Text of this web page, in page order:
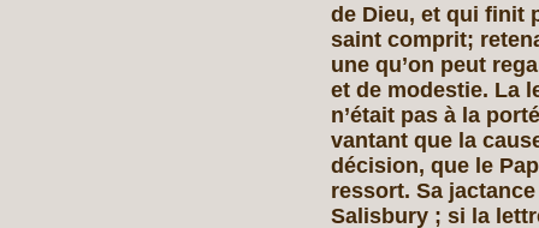
de Dieu, et qui finit
saint comprit;
une qu’on peut
et de modestie. La
n’était pas à la
vantant que la
décision, que le
ressort. Sa
Salisbury ; si la